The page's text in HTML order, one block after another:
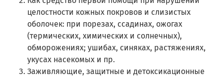
целостности кожных покровов и слизистых
оболочек: при порезах, ссадинах, ожогах
(термических, химических и солнечных),
обморожениях; ушибах, синяках, растяжениях,
укусах насекомых и пр.
Заживляющие, защитные и детоксикационные